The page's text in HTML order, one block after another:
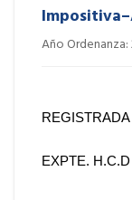
Año Ordenanza:
EXPTE.